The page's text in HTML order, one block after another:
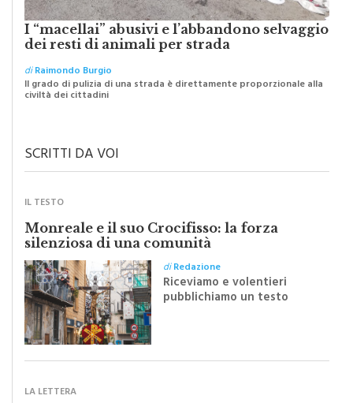
I “macellai” abusivi e l’abbandono selvaggio
dei resti di animali per strada
diRaimondo Burgio
Il grado di pulizia di una strada è direttamente proporzionale alla
civiltà dei cittadini
SCRITTI DA VOI
IL TESTO
Monreale e il suo Crocifisso: la forza
silenziosa di una comunità
diRedazione
Riceviamo e volentieri
pubblichiamo un testo
Festa del Santissimo
LA LETTERA